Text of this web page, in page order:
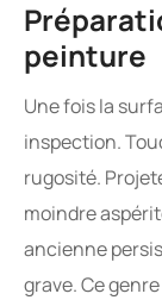
peinture
Une fois la
inspection.
rugosité.
moindre
ancienne
grave. Ce